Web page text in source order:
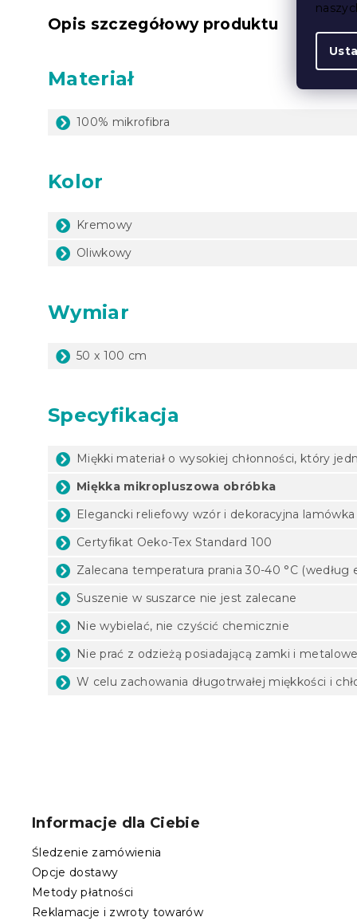
Opis szczegółowy produktu
Materiał
100% mikrofibra
Kolor
Kremowy
Oliwkowy
Wymiar
50 x 100 cm
Specyfikacja
Miękki materiał o wysokiej chłonności, który
Miękka mikropluszowa obróbka
Elegancki reliefowy wzór i dekoracyjna lamówka
Certyfikat Oeko-Tex Standard 100
Zalecana temperatura prania 30-40 °C
Suszenie w suszarce nie jest zalecane
Nie wybielać, nie czyścić chemicznie
Nie prać z odzieżą posiadającą zamki i
W celu zachowania długotrwałej miękkości i
Informacje dla Ciebie
Śledzenie zamówienia
Opcje dostawy
Metody płatności
Reklamacje i zwroty towarów